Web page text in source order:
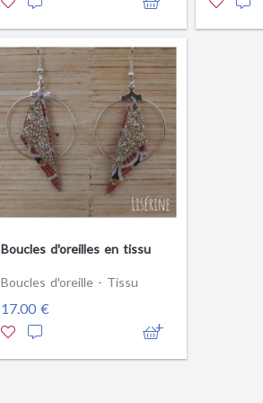
Boucles d'oreilles en tissu
Boucles d'oreille - Tissu
17.00 €